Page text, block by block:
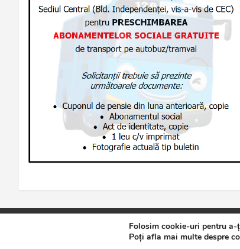
Jurnalul de Brăila Politică de
Folosim cookie-uri pentru
Poți afla mai multe despre